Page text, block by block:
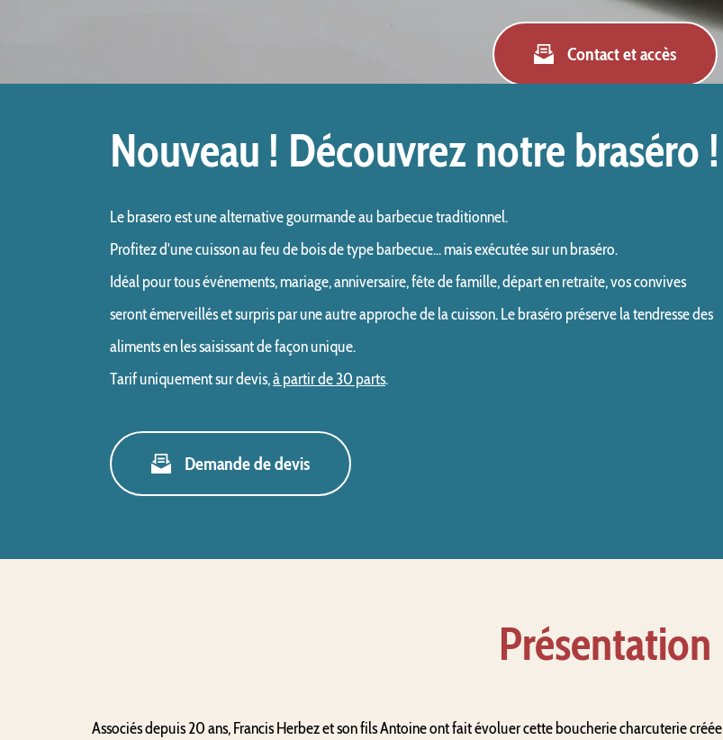
Contact et accès
Nouveau ! Découvrez notre braséro !
Le brasero est une alternative gourmande au barbecue traditionnel.
Profitez d'une cuisson au feu de bois de type barbecue... mais exécutée sur un braséro.
Idéal pour tous événements, mariage, anniversaire, fête de famille, départ en retraite, vos convives
seront émerveillés et surpris par une autre approche de la cuisson. Le braséro préserve la tendresse des
aliments en les saisissant de façon unique.
Tarif uniquement sur devis, à partir de 30 parts.
Demande de devis
Présentation
Associés depuis 20 ans, Francis Herbez et son fils Antoine ont fait évoluer cette boucherie charcuterie créée